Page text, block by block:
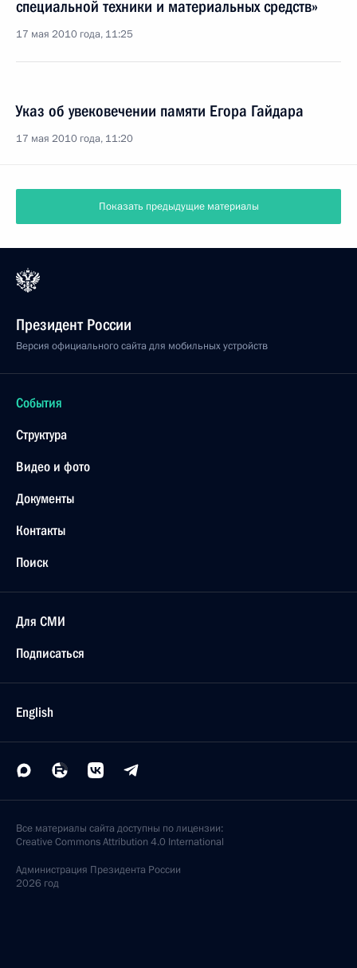
специальной техники и материальных средств»
17 мая 2010 года, 11:25
Указ об увековечении памяти Егора Гайдара
17 мая 2010 года, 11:20
Показать предыдущие материалы
Президент России
Версия официального сайта для мобильных устройств
События
Структура
Видео и фото
Документы
Контакты
Поиск
Для СМИ
Подписаться
English
Все материалы сайта доступны по лицензии:
Creative Commons Attribution 4.0 International
Администрация Президента России
2026 год